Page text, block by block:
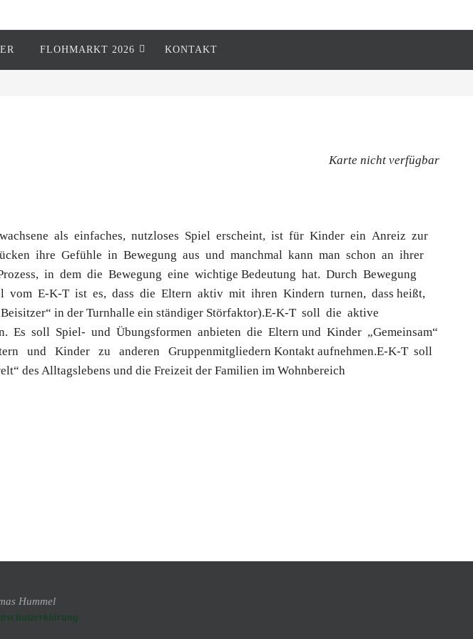
FLOHMARKT 2026 KONTAKT
Karte nicht verfügbar
als einfaches, nutzloses Spiel erscheint, ist für Kinder ein Anreiz zur
ihre Gefühle in Bewegung aus und manchmal kann man schon an ihrer
in dem die Bewegung eine wichtige Bedeutung hat. Durch Bewegung
vom E-K-T ist es, dass die Eltern aktiv mit ihren Kindern turnen, dass heißt,
in der Turnhalle ein ständiger Störfaktor).E-K-T soll die aktive
Es soll Spiel- und Übungsformen anbieten die Eltern und Kinder „Gemeinsam“
und Kinder zu anderen Gruppenmitgliedern Kontakt aufnehmen.E-K-T soll
des Alltagslebens und die Freizeit der Familien im Wohnbereich
Hummel